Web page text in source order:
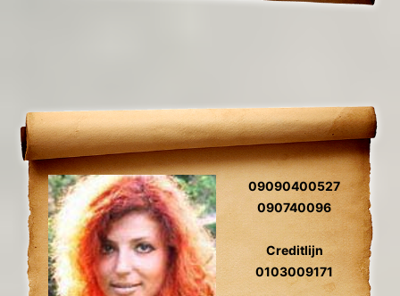
09090400527
090740096
Creditlijn
0103009171